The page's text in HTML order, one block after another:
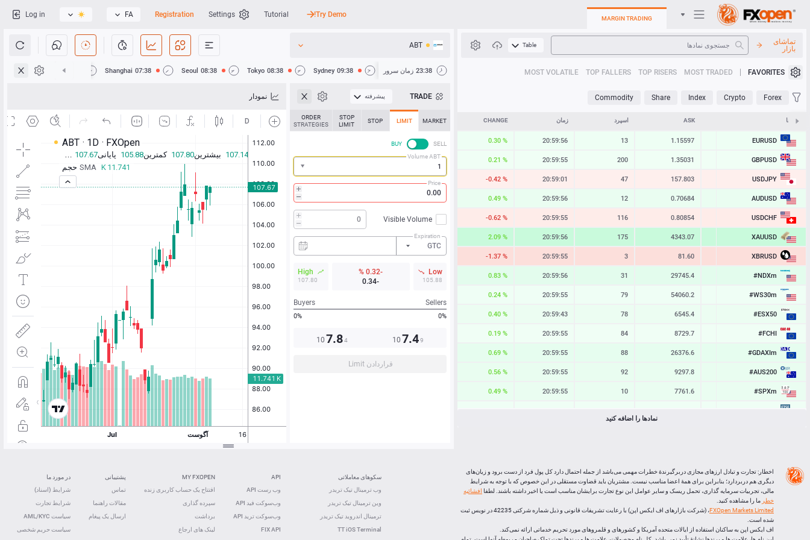
سیستم عامل های تجارت
MARGIN TRADING
Try Demo!
Tutorial
Settings
Registration
FA
Log in
تماشای
بازار
Table
FAVORITES
MOST TRADED
TOP RISERS
TOP FALLERS
MOST VOLATILE
Forex
Crypto
Index
Share
Commodity
نمادها ASK اسپرد زمان CHANGE
EURUSD
1.15584
1.15597
13
20:59:56
0.30 %
GBPUSD
1.34831
1.35031
200
20:59:55
0.21 %
USDJPY
157.756
157.803
47
20:59:01
-0.42 %
AUDUSD
0.70672
0.70684
12
20:59:56
0.49 %
USDCHF
0.80738
0.80854
116
20:59:55
-0.62 %
XAUUSD
4341.32
4343.07
175
20:59:56
2.09 %
XBRUSD
81.57
81.60
3
20:59:55
-1.37 %
#NDXm
29742.3
29745.4
31
20:59:56
0.83 %
#WS30m
54052.3
54060.2
79
20:59:55
0.24 %
#ESX50
6537.6
6545.4
78
20:59:43
0.40 %
#FCHI
8721.3
8729.7
84
20:59:55
0.19 %
#GDAXIm
26367.8
26376.6
88
20:59:55
0.69 %
#AUS200
9288.6
9297.8
92
20:59:55
0.56 %
#SPXm
7760.6
7761.6
10
20:59:55
0.49 %
LTCUSD
45.457
45.543
23:38:51
XRPUSD
1.02145
1.02285
140
23:38:26
-1.15 %
ETHUSD
1913.724
1914.106
382
23:38:26
0.62 %
نمادها را اضافه کنید
ABT
23:38 زمان سرور 09:38
Sydney
08:38
Tokyo
08:38
Seoul
07:38
Shanghai
07:38
Hong Kong
TRADE پیشرفته
MARKET
LIMIT
STOP
STOP
LIMIT
ORDER
STRATEGIES
SELL
BUY
Volume ABT
Price
Visible Volume
Expiration
GTC
Low
105.88
-0.32 %
-0.34
107.80
Sellers
Buyers
0%
0%
10 7.49
10 7.84
قراردادن Limit
نمودار
سکوهای معاملاتی
وب ترمینال تیک تریدر
وین ترمینال تیک تریدر
ترمینال اندروید تیک تریدر
TT iOS Terminal
API
وب رست API
وب‌سوکت فید ‌API
وب‌سوکت ترید ‌API
FIX API
MY FXOPEN
افتتاح یک حساب کاربری زنده
سپرده گذاری
برداشت
لینک های ارجاع
پشتیبانی
تماس
مقالات راهنما
ارسال یک پیغام
در مورد ما
شرایط (اسناد)
شرایط تجارت
سیاست AML/KYC
سیاست حریم شخصی
اخطار: تجارت و تبادل ارزهای مجازی دربرگیرندۀ خطرات مهمی می‌باشد از جمله احتمال دارد کل پول فرد از دست برود و زیان‌های
دیگری هم دربردارد؛ بنابراین برای همۀ اعضا مناسب نیست. مشتریان باید قضاوت مستقلی در این خصوص که با توجه به شرایط
مالی، تجربیات سرمایه گذاری، تحمل ریسک و سایر عوامل این نوع تجارت برایشان مناسب است یا اخیر داشته باشند. لطفا افشائیه
خطر ما را مشاهده کنید.
FXOpen Markets Limited
، (شرکت بازارهای اف ایکس اپن) با رعايت تشريفات قانونی و ذیل شماره شرکتی 42235 در نویس ثبت
شده است.
اف ایکس اپن به ساکنان استفاده از ایالات متحده آمریکا و کشورهای و قلمروهای مورد تحریم خدماتی ارائه نمی‌کند.